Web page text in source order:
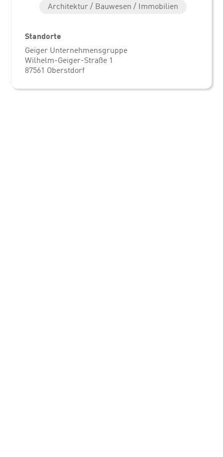
Architektur / Bauwesen / Immobilien
Standorte
Geiger Unternehmensgruppe
Wilhelm-Geiger-Straße 1
87561 Oberstdorf